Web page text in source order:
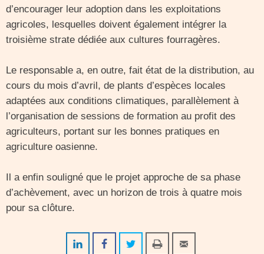
d’encourager leur adoption dans les exploitations
agricoles, lesquelles doivent également intégrer la
troisième strate dédiée aux cultures fourragères.
Le responsable a, en outre, fait état de la distribution, au
cours du mois d’avril, de plants d’espèces locales
adaptées aux conditions climatiques, parallèlement à
l’organisation de sessions de formation au profit des
agriculteurs, portant sur les bonnes pratiques en
agriculture oasienne.
Il a enfin souligné que le projet approche de sa phase
d’achèvement, avec un horizon de trois à quatre mois
pour sa clôture.